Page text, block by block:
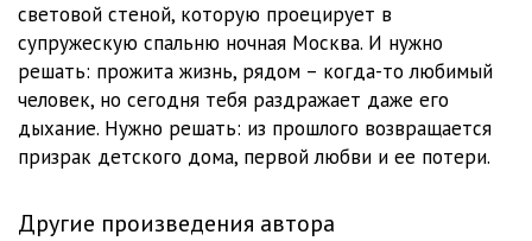
01_17_Kto_iz_vas_general
01_18_Kto_iz_vas_general 10:27
01_19_Kto_iz_vas_general 11:37
02_02_Stena
световой стеной, которую проецирует в
супружескую спальню ночная Москва. И нужно
решать: прожита жизнь, рядом – когда-то любимый
человек, но сегодня тебя раздражает даже его
дыхание. Нужно решать: из прошлого возвращается
призрак детского дома, первой любви и ее потери.
Другие произведения автора